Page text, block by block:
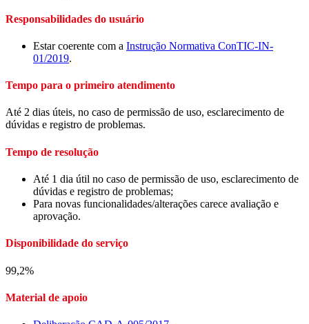
Responsabilidades do usuário
Estar coerente com a Instrução Normativa ConTIC-IN-
01/2019.
Tempo para o primeiro atendimento
Até 2 dias úteis, no caso de permissão de uso, esclarecimento de
dúvidas e registro de problemas.
Tempo de resolução
Até 1 dia útil no caso de permissão de uso, esclarecimento de
dúvidas e registro de problemas;
Para novas funcionalidades/alterações carece avaliação e
aprovação.
Disponibilidade do serviço
99,2%
Material de apoio